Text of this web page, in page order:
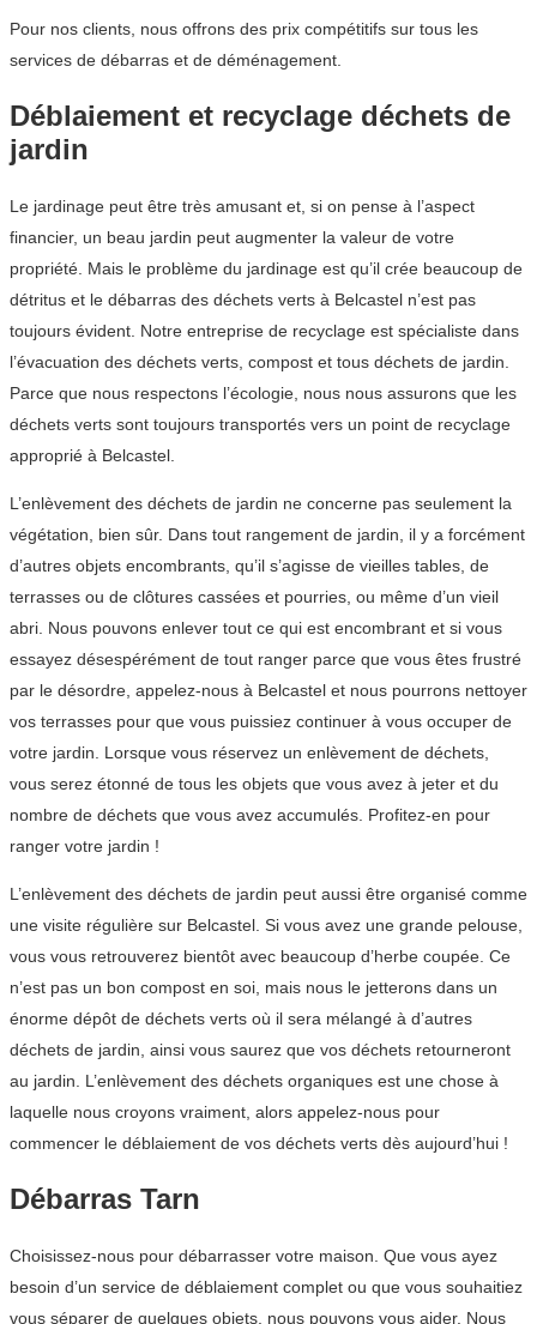
Pour nos clients, nous offrons des prix compétitifs sur tous les
services de débarras et de déménagement.
Déblaiement et recyclage déchets de
jardin
Le jardinage peut être très amusant et, si on pense à l’aspect
financier, un beau jardin peut augmenter la valeur de votre
propriété. Mais le problème du jardinage est qu’il crée beaucoup de
détritus et le débarras des déchets verts à Belcastel n’est pas
toujours évident. Notre entreprise de recyclage est spécialiste dans
l’évacuation des déchets verts, compost et tous déchets de jardin.
Parce que nous respectons l’écologie, nous nous assurons que les
déchets verts sont toujours transportés vers un point de recyclage
approprié à Belcastel.
L’enlèvement des déchets de jardin ne concerne pas seulement la
végétation, bien sûr. Dans tout rangement de jardin, il y a forcément
d’autres objets encombrants, qu’il s’agisse de vieilles tables, de
terrasses ou de clôtures cassées et pourries, ou même d’un vieil
abri. Nous pouvons enlever tout ce qui est encombrant et si vous
essayez désespérément de tout ranger parce que vous êtes frustré
par le désordre, appelez-nous à Belcastel et nous pourrons nettoyer
vos terrasses pour que vous puissiez continuer à vous occuper de
votre jardin. Lorsque vous réservez un enlèvement de déchets,
vous serez étonné de tous les objets que vous avez à jeter et du
nombre de déchets que vous avez accumulés. Profitez-en pour
ranger votre jardin !
L’enlèvement des déchets de jardin peut aussi être organisé comme
une visite régulière sur Belcastel. Si vous avez une grande pelouse,
vous vous retrouverez bientôt avec beaucoup d’herbe coupée. Ce
n’est pas un bon compost en soi, mais nous le jetterons dans un
énorme dépôt de déchets verts où il sera mélangé à d’autres
déchets de jardin, ainsi vous saurez que vos déchets retourneront
au jardin. L’enlèvement des déchets organiques est une chose à
laquelle nous croyons vraiment, alors appelez-nous pour
commencer le déblaiement de vos déchets verts dès aujourd’hui !
Débarras Tarn
Choisissez-nous pour débarrasser votre maison. Que vous ayez
besoin d’un service de déblaiement complet ou que vous souhaitiez
vous séparer de quelques objets, nous pouvons vous aider. Nous